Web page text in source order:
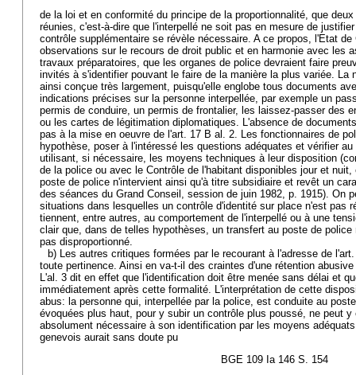
de la loi et en conformité du principe de la proportionnalité, que
réunies, c'est-à-dire que l'interpellé ne soit pas en mesure de
contrôle supplémentaire se révèle nécessaire. A ce propos, l'Etat
observations sur le recours de droit public et en harmonie avec les
travaux préparatoires, que les organes de police devraient faire
invités à s'identifier pouvant le faire de la manière la plus variée. La
ainsi conçue très largement, puisqu'elle englobe tous documents
indications précises sur la personne interpellée, par exemple un
permis de conduire, un permis de frontalier, les laissez-passer des
ou les cartes de légitimation diplomatiques. L'absence de
pas à la mise en oeuvre de l'art. 17 B al. 2. Les fonctionnaires de
hypothèse, poser à l'intéressé les questions adéquates et vérifier
utilisant, si nécessaire, les moyens techniques à leur disposition
de la police ou avec le Contrôle de l'habitant disponibles jour et
poste de police n'intervient ainsi qu'à titre subsidiaire et revêt un
des séances du Grand Conseil, session de juin 1982, p. 1915). On
situations dans lesquelles un contrôle d'identité sur place n'est pas
tiennent, entre autres, au comportement de l'interpellé ou à une
clair que, dans de telles hypothèses, un transfert au poste de
pas disproportionné.
b) Les autres critiques formées par le recourant à l'adresse de
toute pertinence. Ainsi en va-t-il des craintes d'une rétention
L'al. 3 dit en effet que l'identification doit être menée sans délai et
immédiatement après cette formalité. L'interprétation de cette
abus: la personne qui, interpellée par la police, est conduite au
évoquées plus haut, pour y subir un contrôle plus poussé, ne peut
absolument nécessaire à son identification par les moyens
genevois aurait sans doute pu
BGE 109 Ia 146 S. 154